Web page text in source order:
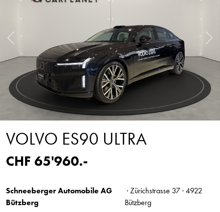
Vorheriges Bild
VOLVO ES90 ULTRA
CHF 65'960.-
Schneeberger Automobile AG
Bützberg
· Zürichstrasse 37 · 4922
Bützberg